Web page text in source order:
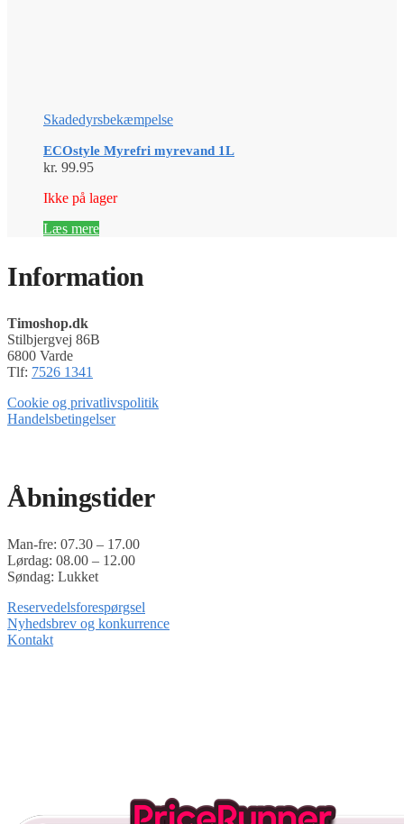
Skadedyrsbekæmpelse
ECOstyle Myrefri myrevand 1L
kr. 99.95
Ikke på lager
Læs mere
Information
Timoshop.dk
Stilbjergvej 86B
6800 Varde
Tlf: 7526 1341
Cookie og privatlivspolitik
Handelsbetingelser
Åbningstider
Man-fre: 07.30 – 17.00
Lørdag: 08.00 – 12.00
Søndag: Lukket
Reservedelsforespørgsel
Nyhedsbrev og konkurrence
Kontakt